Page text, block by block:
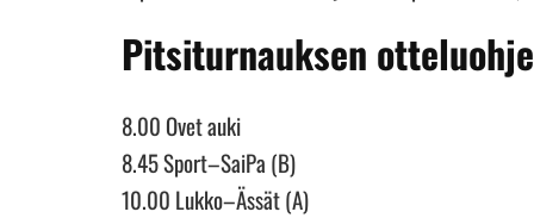
Pitsiturnauksen
8.00 Ovet auki
8.45 Sport–SaiPa (B)
10.00 Lukko–Ässät (A)